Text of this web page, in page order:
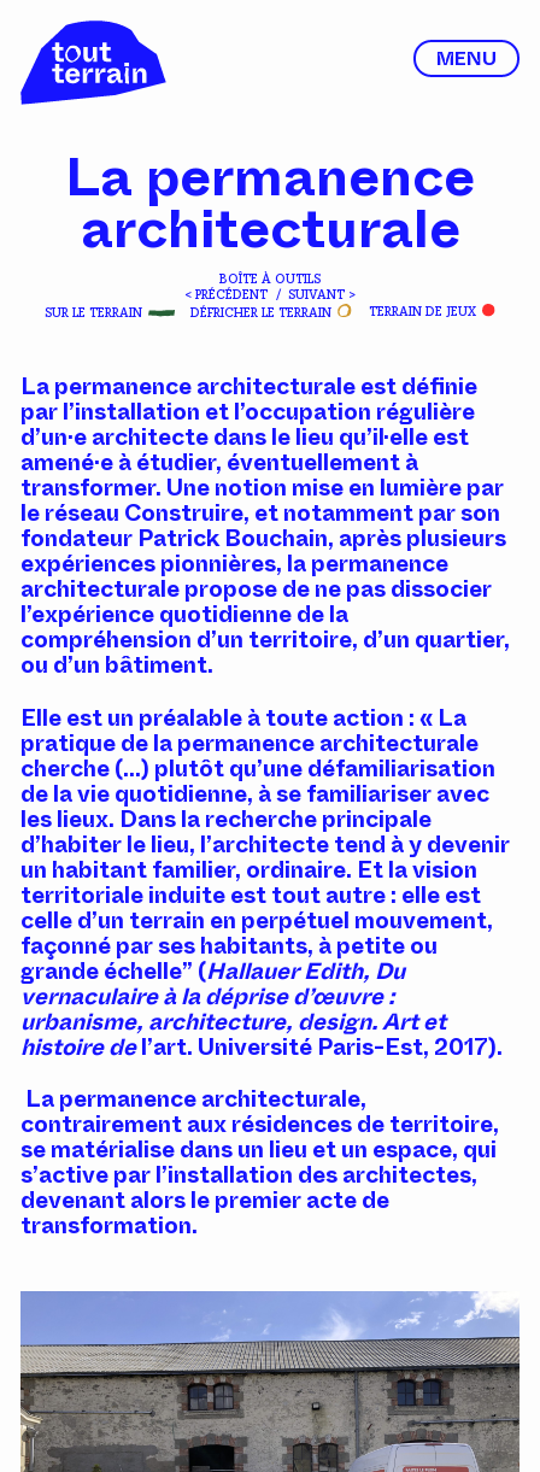
MENU
La permanence
architecturale
BOÎTE À OUTILS
< PRÉCÉDENT
/ SUIVANT >
SUR LE TERRAIN
DÉFRICHER LE TERRAIN TERRAIN DE JEUX
La permanence architecturale est définie
par l’installation et l’occupation régulière
d’un·e architecte dans le lieu qu’il·elle est
amené·e à étudier, éventuellement à
transformer. Une notion mise en lumière par
le réseau Construire, et notamment par son
fondateur Patrick Bouchain, après plusieurs
expériences pionnières, la permanence
architecturale propose de ne pas dissocier
l’expérience quotidienne de la
compréhension d’un territoire, d’un quartier,
ou d’un bâtiment.
Elle est un préalable à toute action : « La
pratique de la permanence architecturale
cherche (...) plutôt qu’une défamiliarisation
de la vie quotidienne, à se familiariser avec
les lieux. Dans la recherche principale
d’habiter le lieu, l’architecte tend à y devenir
un habitant familier, ordinaire. Et la vision
territoriale induite est tout autre : elle est
celle d’un terrain en perpétuel mouvement,
façonné par ses habitants, à petite ou
grande échelle” (Hallauer Edith, Du
vernaculaire à la déprise d’œuvre :
urbanisme, architecture, design. Art et
histoire del’art. Université Paris-Est, 2017).
La permanence architecturale,
contrairement aux résidences de territoire,
se matérialise dans un lieu et un espace, qui
s’active par l’installation des architectes,
devenant alors le premier acte de
transformation.